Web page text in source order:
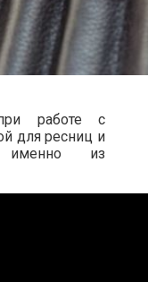
работе с
для ресниц и
именно из